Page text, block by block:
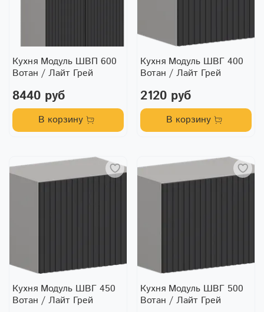
Кухня Модуль ШВП 600
Вотан / Лайт Грей
8440 руб
В корзину
Кухня Модуль ШВГ 400
Вотан / Лайт Грей
2120 руб
В корзину
Кухня Модуль ШВГ 450
Вотан / Лайт Грей
Кухня Модуль ШВГ 500
Вотан / Лайт Грей